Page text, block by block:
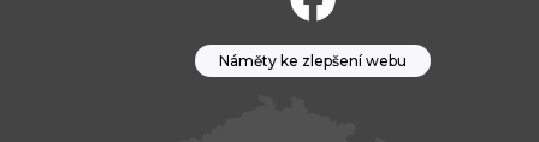
Náměty ke zlepšení webu